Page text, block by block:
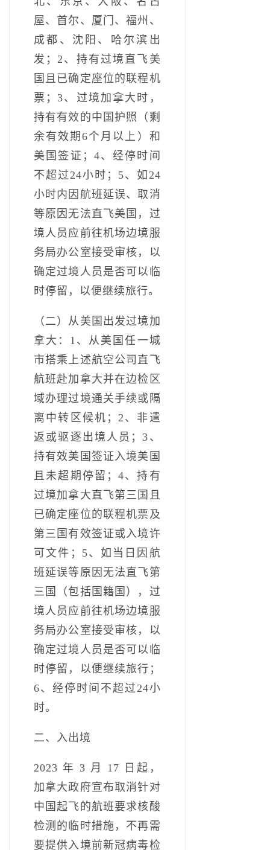
屋、首尔、厦门、福州、
成都、沈阳、哈尔滨出
发；2、持有过境直飞美
国且已确定座位的联程机
票；3、过境加拿大时，
持有有效的中国护照（剩
余有效期6个月以上）和
美国签证；4、经停时间
不超过24小时；5、如24
小时内因航班延误、取消
等原因无法直飞美国，过
境人员应前往机场边境服
务局办公室接受审核，以
确定过境人员是否可以临
时停留，以便继续旅行。
（二）从美国出发过境加
拿大：1、从美国任一城
市搭乘上述航空公司直飞
航班赴加拿大并在边检区
域办理过境通关手续或隔
离中转区候机；2、非遣
返或驱逐出境人员；3、
持有效美国签证入境美国
且未超期停留；4、持有
过境加拿大直飞第三国且
已确定座位的联程机票及
第三国有效签证或入境许
可文件；5、如当日因航
班延误等原因无法直飞第
三国（包括国籍国），过
境人员应前往机场边境服
务局办公室接受审核，以
确定过境人员是否可以临
时停留，以便继续旅行；
6、经停时间不超过24小
时。
二、入出境­
­2023 年 3 月 17 日起，
加拿大政府宣布取消针对
中国起飞的航班要求核酸
检测的临时措施，不再需
要提供入境前新冠病毒检